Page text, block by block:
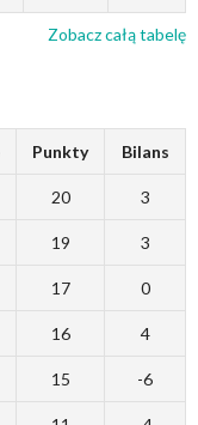
Zobacz całą tabelę
Punkty Bilans
20 3
19 3
17 0
16 4
15 -6